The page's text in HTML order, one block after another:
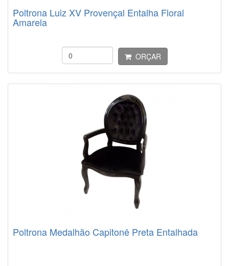
Poltrona Luiz XV Provençal Entalha Floral
Amarela
ORÇAR
Poltrona Medalhão Capitonê Preta Entalhada